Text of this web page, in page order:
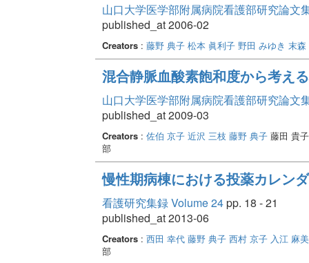
山口大学医学部附属病院看護部研究論文
published_at 2006-02
Creators: 藤野 典子 松本 眞利子 野田 みゆき 末森
混合静脈血酸素飽和度から考え
山口大学医学部附属病院看護部研究論文
published_at 2009-03
Creators: 佐伯 京子 近沢 三枝 藤野 典子藤田 貴
部
慢性期病棟における投薬カレン
看護研究集録 Volume 24pp. 18 - 21
published_at 2013-06
Creators: 西田 幸代 藤野 典子 西村 京子 入江 麻美
部